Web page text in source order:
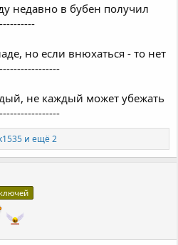
недавно в бубен получил
но если внюхаться - то нет
не каждый может убежать
и ещё 2